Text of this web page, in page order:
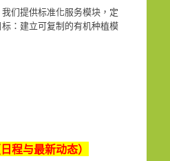
们提供标准化服务模块，定
：建立可复制的有机种植模
程与最新动态）